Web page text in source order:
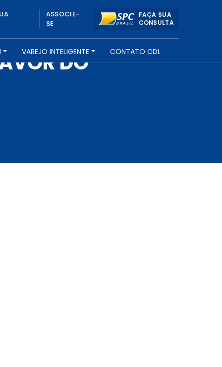
ASSOCIE-
SE
FAÇA SUA
CONSULTA
VAREJO INTELIGENTE CONTATO CDL
DO